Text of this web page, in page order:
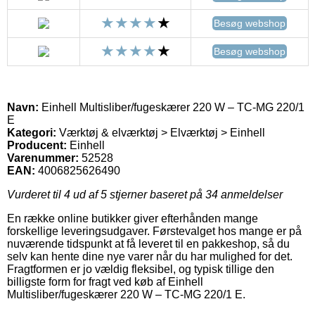
Besøg webshop
Besøg webshop
Navn: Einhell Multisliber/fugeskærer 220 W – TC-MG 220/1
E
Kategori: Værktøj & elværktøj > Elværktøj > Einhell
Producent: Einhell
Varenummer: 52528
EAN: 4006825626490
Vurderet til 4 ud af 5 stjerner baseret på 34 anmeldelser
En række online butikker giver efterhånden mange
forskellige leveringsudgaver. Førstevalget hos mange er på
nuværende tidspunkt at få leveret til en pakkeshop, så du
selv kan hente dine nye varer når du har mulighed for det.
Fragtformen er jo vældig fleksibel, og typisk tillige den
billigste form for fragt ved køb af Einhell
Multisliber/fugeskærer 220 W – TC-MG 220/1 E.